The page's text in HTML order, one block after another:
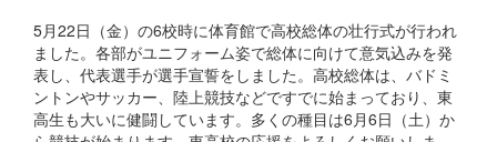
5月22日（金）の6校時に体育館で高校総体の壮行式が行われ
ました。各部がユニフォーム姿で総体に向けて意気込みを発
表し、代表選手が選手宣誓をしました。高校総体は、バドミ
ントンやサッカー、陸上競技などですでに始まっており、東
高生も大いに健闘しています。多くの種目は6月6日（土）か